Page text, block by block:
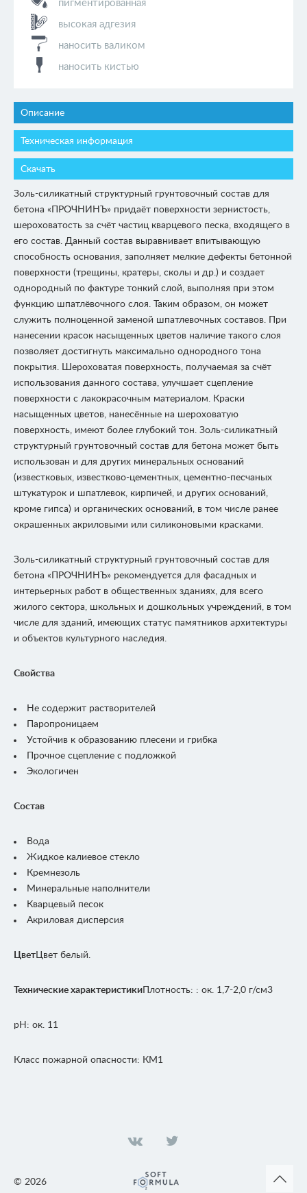
пигментированная
высокая адгезия
наносить валиком
наносить кистью
Описание
Техническая информация
Скачать
Золь-силикатный структурный грунтовочный состав для
бетона «ПРОЧНИНЪ» придаёт поверхности зернистость,
шероховатость за счёт частиц кварцевого песка, входящего в
его состав. Данный состав выравнивает впитывающую
способность основания, заполняет мелкие дефекты бетонной
поверхности (трещины, кратеры, сколы и др.) и создает
однородный по фактуре тонкий слой, выполняя при этом
функцию шпатлёвочного слоя. Таким образом, он может
служить полноценной заменой шпатлевочных составов. При
нанесении красок насыщенных цветов наличие такого слоя
позволяет достигнуть максимально однородного тона
покрытия. Шероховатая поверхность, получаемая за счёт
использования данного состава, улучшает сцепление
поверхности с лакокрасочным материалом. Краски
насыщенных цветов, нанесённые на шероховатую
поверхность, имеют более глубокий тон. Золь-силикатный
структурный грунтовочный состав для бетона может быть
использован и для других минеральных оснований
(известковых, известково-цементных, цементно-песчаных
штукатурок и шпатлевок, кирпичей, и других оснований,
кроме гипса) и органических оснований, в том числе ранее
окрашенных акриловыми или силиконовыми красками.
Золь-силикатный структурный грунтовочный состав для
бетона «ПРОЧНИНЪ» рекомендуется для фасадных и
интерьерных работ в общественных зданиях, для всего
жилого сектора, школьных и дошкольных учреждений, в том
числе для зданий, имеющих статус памятников архитектуры
и объектов культурного наследия.
Свойства
Не содержит растворителей
Паропроницаем
Устойчив к образованию плесени и грибка
Прочное сцепление с подложкой
Экологичен
Состав
Вода
Жидкое калиевое стекло
Кремнезоль
Минеральные наполнители
Кварцевый песок
Акриловая дисперсия
ЦветЦвет белый.
Технические характеристики Плотность: : ок. 1,7-2,0 г/см3
рН: ок. 11
Класс пожарной опасности: КМ1
© 2026